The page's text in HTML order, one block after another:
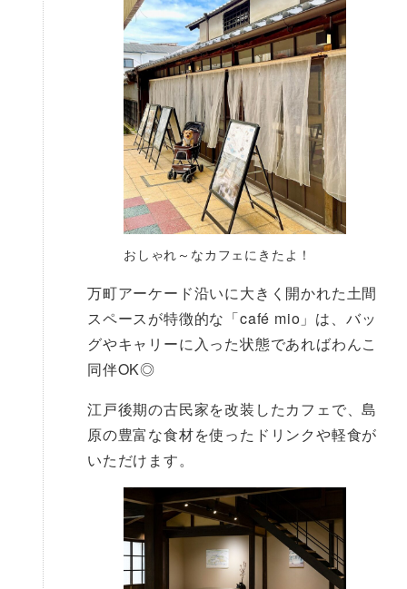
おしゃれ～なカフェにきたよ！
万町アーケード沿いに大きく開かれた土間
スペースが特徴的な「café mio」は、バッ
グやキャリーに入った状態であればわんこ
同伴OK◎
江戸後期の古民家を改装したカフェで、島
原の豊富な食材を使ったドリンクや軽食が
いただけます。